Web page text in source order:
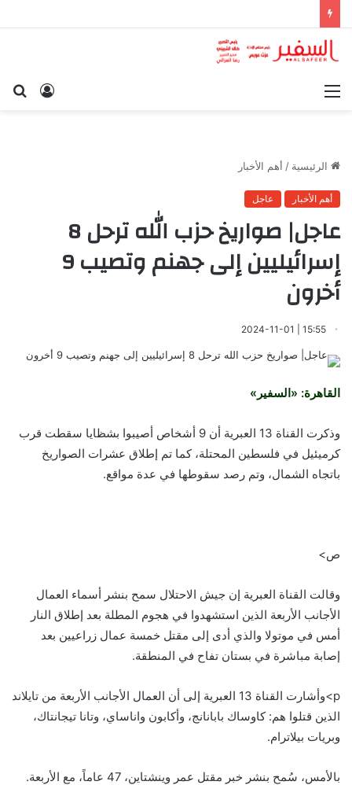
تسجيل
الرئيسية / أهم الأخبار
أهم الأخبار عاجل
عاجل| صواريخ حزب الله ترحل 8
إسرائيليين إلى جهنم وتصيب 9
أخرون
القاهرة: «السفير»
وذكرت القناة 13 العبرية أن 9 أشخاص أصيبوا بشظايا سقطت قرب
كرميئيل في فلسطين المحتلة، كما تم إطلاق عشرات الصواريخ
باتجاه الشمال، وتم رصد سقوطها في عدة مواقع.
ص>
وقالت القناة العبرية إن جيش الاحتلال سمح بنشر أسماء العمال
الأجانب الأربعة الذين استشهدوا في هجوم المطلة بعد إطلاق النار
أمس في موتولا والذي أدى إلى مقتل خمسة عمال زراعيين بعد
إصابة مباشرة في بستان تفاح في المنطقة.
p>وأشارت القناة 13 العبرية إلى أن العمال الأجانب الأربعة من تايلاند
الذين قتلوا هم: كاوساك بابانانج، وأكابون واناساي، وتانا تيجانتاك،
وبريات بيلاترام.
بالأمس، سُمح بنشر خبر مقتل عمر وينشتاين، 47 عاماً، مع الأربعة.